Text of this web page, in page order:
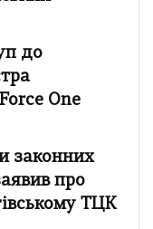
до
One
законних
про
ТЦК